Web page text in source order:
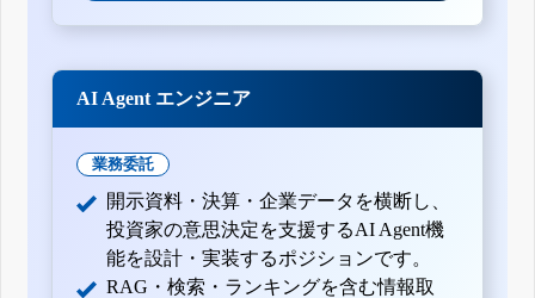
AI Agent エンジニア
業務委託
開示資料・決算・企業データを横断し、
投資家の意思決定を支援するAI Agent機
能を設計・実装するポジションです。
RAG・検索・ランキングを含む情報取